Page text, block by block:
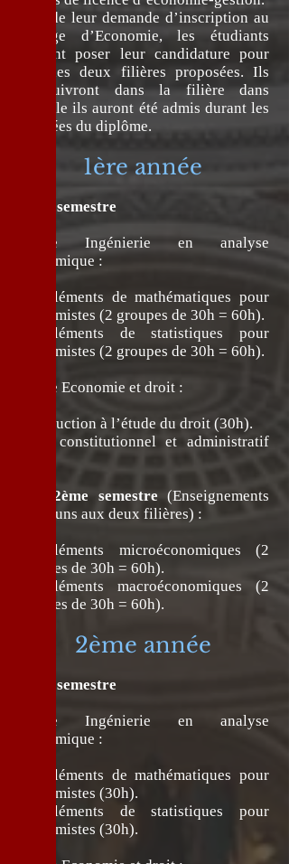
Lors de leur demande d’inscription au
Collège d’Economie, les étudiants
devront poser leur candidature pour
une des deux filières proposées. Ils
poursuivront dans la filière dans
laquelle ils auront été admis durant les
3 années du diplôme.
1ère année
1er semestre
Filière Ingénierie en analyse
économique :
Compléments de mathématiques pour
économistes (2 groupes de 30h = 60h).
Compléments de statistiques pour
économistes (2 groupes de 30h = 60h).
Filière Economie et droit :
Introduction à l’étude du droit (30h).
Droit constitutionnel et administratif
2ème semestre(Enseignements
communs aux deux filières) :
Compléments microéconomiques (2
groupes de 30h = 60h).
Compléments macroéconomiques (2
groupes de 30h = 60h).
2ème année
1er semestre
Filière Ingénierie en analyse
économique :
Compléments de mathématiques pour
économistes (30h).
Compléments de statistiques pour
économistes (30h).